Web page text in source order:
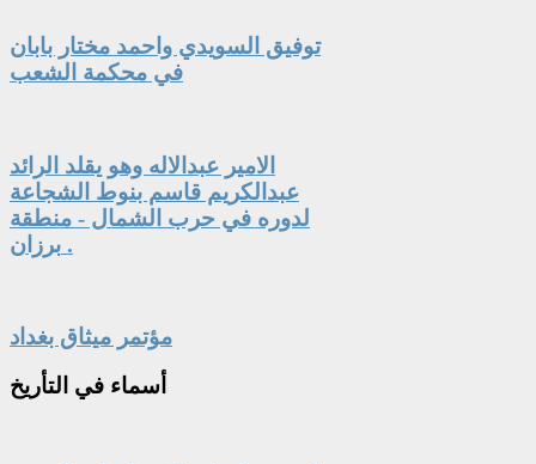
توفيق السويدي واحمد مختار بابان
في محكمة الشعب
الامير عبدالاله وهو يقلد الرائد
عبدالكريم قاسم بنوط الشجاعة
لدوره في حرب الشمال - منطقة
برزان .
مؤتمر ميثاق بغداد
أسماء في التأريخ